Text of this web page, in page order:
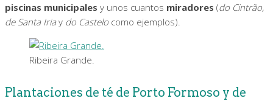
piscinas municipales y unos cuantos miradores (do Cintrão,
de Santa Iriay do Castelo como ejemplos).
Ribeira Grande.
Plantaciones de té de Porto Formoso y de